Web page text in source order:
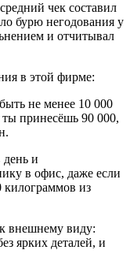
чек составил
бурю негодования у
и отчитывал
в этой фирме:
не менее 10 000
принесёшь 90 000,
и
в офис, даже если
килограммов из
внешнему виду:
ярких деталей, и